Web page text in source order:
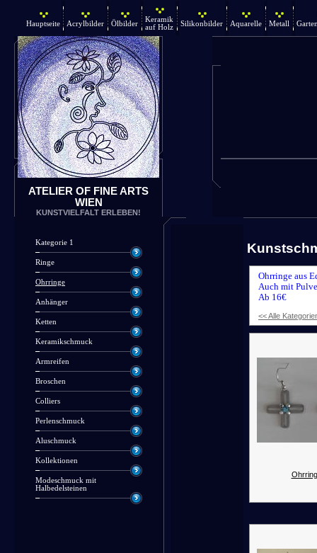
Hauptseite Acrylbilder Ölbilder
Keramik
auf Holz
Silikonbilder Aquarelle Metall
ATELIER OF FINE ARTS
WIEN
KUNSTVIELFALT ERLEBEN!
Kategorie 1
Ringe
Ohrringe
Anhänger
Ketten
Keramikschmuck
Armreifen
Broschen
Colliers
Perlenschmuck
Aluschmuck
Kollektionen
Modeschmuck mit
Halbedelsteinen
Ohrringe aus
Auch mit
Ab 16€
<< Alle